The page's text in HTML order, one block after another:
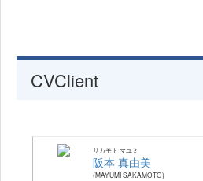
CVClient
サカモト マユミ
阪本 真由美
MAYUMI SAKAMOTO